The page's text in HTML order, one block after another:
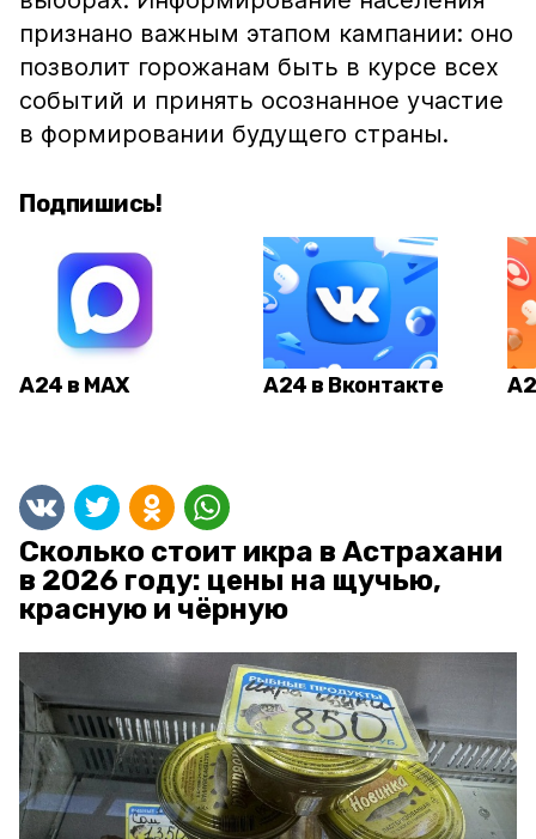
признано важным этапом кампании: оно
позволит горожанам быть в курсе всех
событий и принять осознанное участие
в формировании будущего страны.
Подпишись!
А24 в MAX А24 в Вконтакте
Сколько стоит икра в Астрахани
в 2026 году: цены на щучью,
красную и чёрную